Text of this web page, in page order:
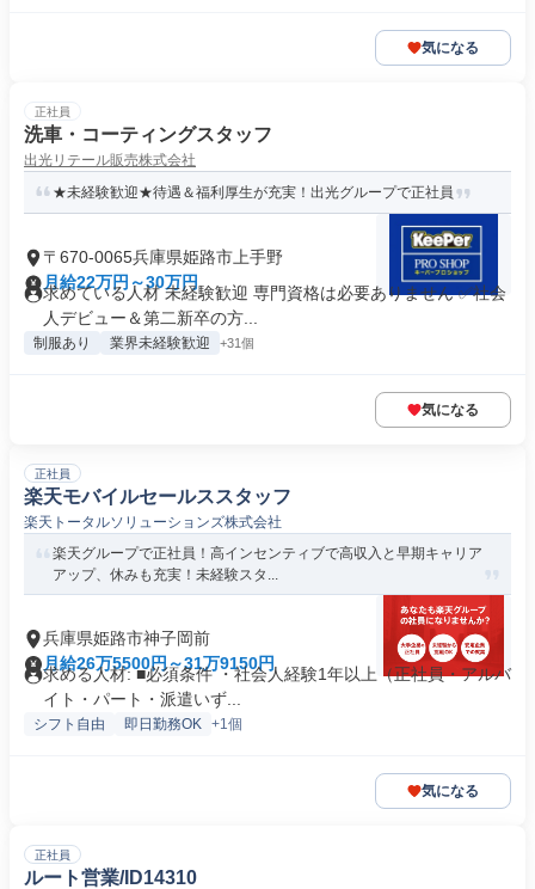
気になる
正社員
洗車・コーティングスタッフ
出光リテール販売株式会社
★未経験歓迎★待遇＆福利厚生が充実！出光グループで正社員
〒670-0065兵庫県姫路市上手野
月給22万円～30万円
求めている人材 未経験歓迎 専門資格は必要ありません ✅社会
人デビュー＆第二新卒の方...
制服あり 業界未経験歓迎 +31個
気になる
正社員
楽天モバイルセールススタッフ
楽天トータルソリューションズ株式会社
楽天グループで正社員！高インセンティブで高収入と早期キャリア
アップ、休みも充実！未経験スタ...
兵庫県姫路市神子岡前
月給26万5500円～31万9150円
求める人材: ■必須条件 ・社会人経験1年以上（正社員・アルバ
イト・パート・派遣いず...
シフト自由 即日勤務OK +1個
気になる
正社員
ルート営業/ID14310